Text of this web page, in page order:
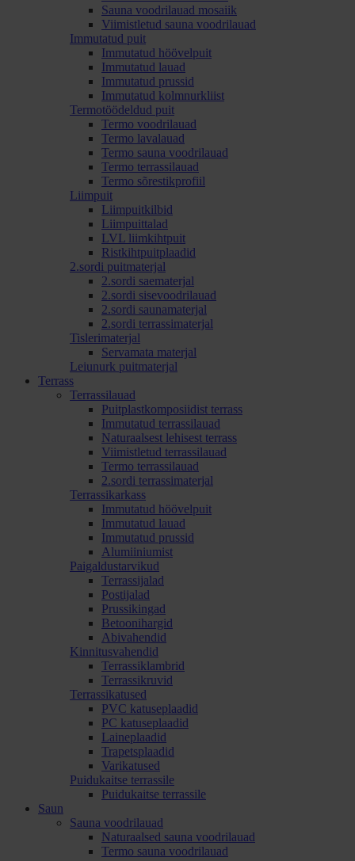
Sauna voodrilauad mosaiik
Viimistletud sauna voodrilauad
Immutatud puit
Immutatud höövelpuit
Immutatud lauad
Immutatud prussid
Immutatud kolmnurkliist
Termotöödeldud puit
Termo voodrilauad
Termo lavalauad
Termo sauna voodrilauad
Termo terrassilauad
Termo sõrestikprofiil
Liimpuit
Liimpuitkilbid
Liimpuittalad
LVL liimkihtpuit
Ristkihtpuitplaadid
2.sordi puitmaterjal
2.sordi saematerjal
2.sordi sisevoodrilauad
2.sordi saunamaterjal
2.sordi terrassimaterjal
Tislerimaterjal
Servamata materjal
Leiunurk puitmaterjal
Terrass
Terrassilauad
Puitplastkomposiidist terrass
Immutatud terrassilauad
Naturaalsest lehisest terrass
Viimistletud terrassilauad
Termo terrassilauad
2.sordi terrassimaterjal
Terrassikarkass
Immutatud höövelpuit
Immutatud lauad
Immutatud prussid
Alumiiniumist
Paigaldustarvikud
Terrassijalad
Postijalad
Prussikingad
Betoonihargid
Abivahendid
Kinnitusvahendid
Terrassiklambrid
Terrassikruvid
Terrassikatused
PVC katuseplaadid
PC katuseplaadid
Laineplaadid
Trapetsplaadid
Varikatused
Puidukaitse terrassile
Puidukaitse terrassile
Saun
Sauna voodrilauad
Naturaalsed sauna voodrilauad
Termo sauna voodrilauad